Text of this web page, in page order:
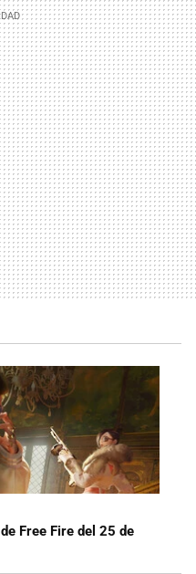
Free Fire del 25 de